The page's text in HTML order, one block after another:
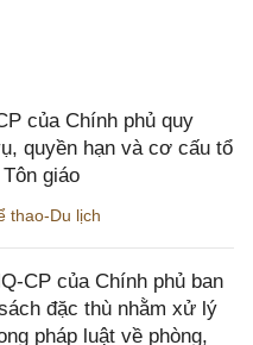
của Chính phủ quy
quyền hạn và cơ cấu tổ
giáo
thao-Du lịch
CP của Chính phủ ban
đặc thù nhằm xử lý
pháp luật về phòng,